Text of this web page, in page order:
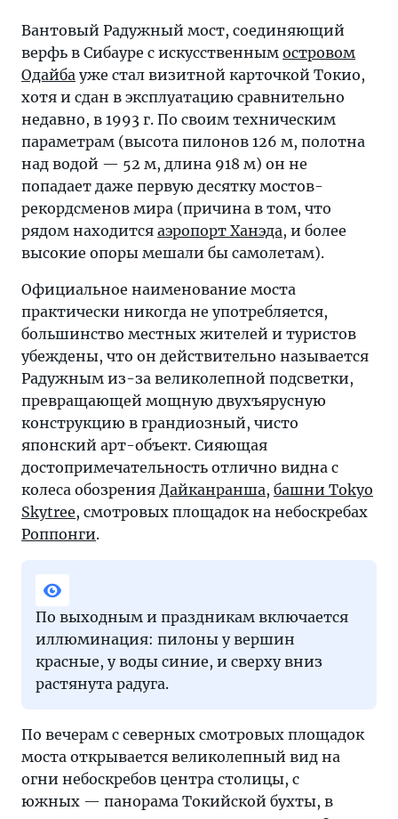
Вантовый Радужный мост, соединяющий
верфь в Сибауре с искусственным островом
Одайба уже стал визитной карточкой Токио,
хотя и сдан в эксплуатацию сравнительно
недавно, в 1993 г. По своим техническим
параметрам (высота пилонов 126 м, полотна
над водой — 52 м, длина 918 м) он не
попадает даже первую десятку мостов-
рекордсменов мира (причина в том, что
рядом находится аэропорт Ханэда, и более
высокие опоры мешали бы самолетам).
Официальное наименование моста
практически никогда не употребляется,
большинство местных жителей и туристов
убеждены, что он действительно называется
Радужным из-за великолепной подсветки,
превращающей мощную двухъярусную
конструкцию в грандиозный, чисто
японский арт-объект. Сияющая
достопримечательность отлично видна с
колеса обозрения Дайканранша, башни Tokyo
Skytree, смотровых площадок на небоскребах
Роппонги.
По выходным и праздникам включается
иллюминация: пилоны у вершин
красные, у воды синие, и сверху вниз
растянута радуга.
По вечерам с северных смотровых площадок
моста открывается великолепный вид на
огни небоскребов центра столицы, с
южных — панорама Токийской бухты, в